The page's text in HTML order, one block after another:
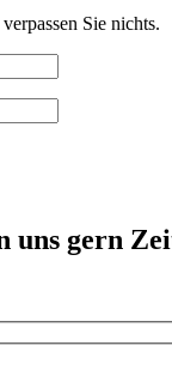
Sie nichts.
uns gern